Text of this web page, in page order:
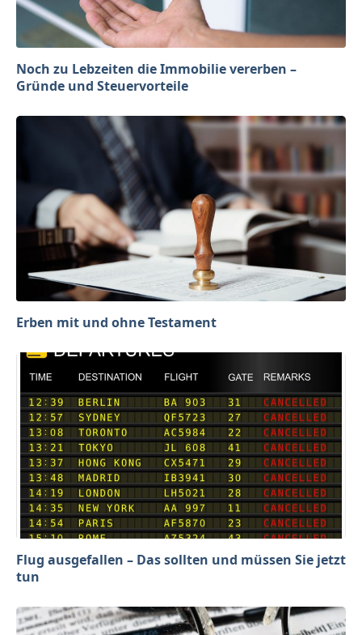
Noch zu Lebzeiten die Immobilie vererben –
Gründe und Steuervorteile
Erben mit und ohne Testament
Flug ausgefallen – Das sollten und müssen Sie jetzt
tun